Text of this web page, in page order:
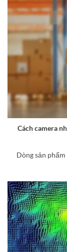
Cách camera
Dòng sản